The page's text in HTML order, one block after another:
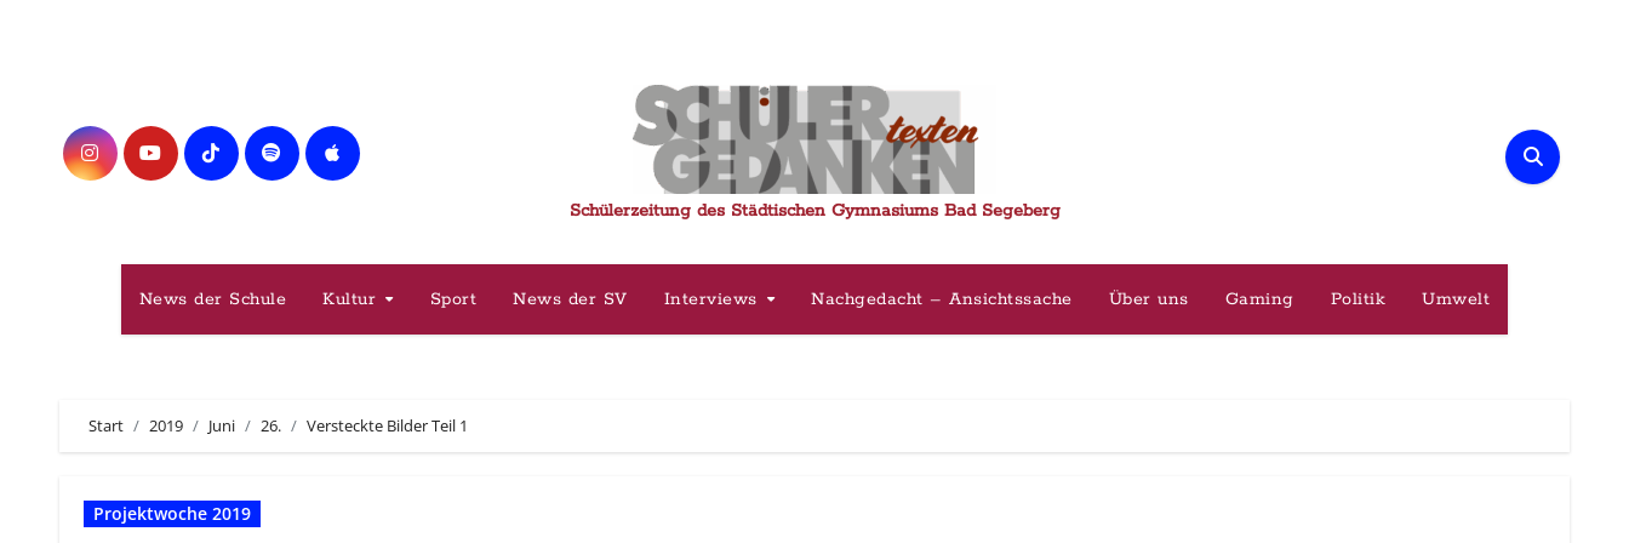
Schülerzeitung des Städtischen Gymnasiums Bad Segeberg
News der Schule Kultur Sport News der SV Interviews Nachgedacht – Ansichtssache Über uns Gaming Politik Umwelt
Start 2019 Juni 26. Versteckte Bilder Teil 1
Projektwoche 2019